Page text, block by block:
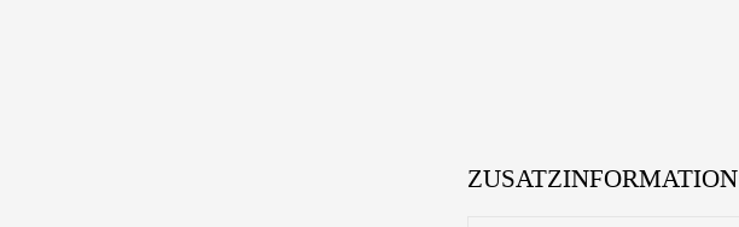
ZUSATZINFORMATION